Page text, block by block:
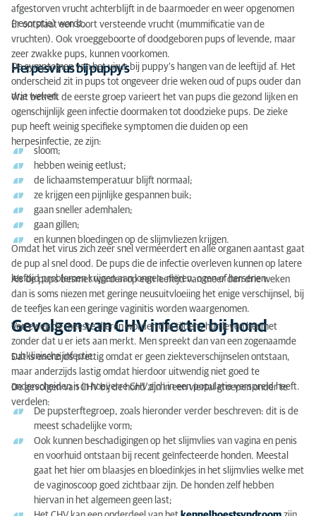
afgestorven vrucht achterblijft in de baarmoeder en weer opgenomen
(resorptie) wordt.
Er ontstaat een soort versteende vrucht (mummificatie van de
vruchten). Ook vroeggeboorte of doodgeboren pups of levende, maar
zeer zwakke pups, kunnen voorkomen.
Herpesvirus bij puppy’s
De symptomen van het virus bij puppy’s hangen van de leeftijd af. Het
onderscheid zit in pups tot ongeveer drie weken oud of pups ouder dan
drie weken.
Wat betreft de eerste groep varieert het van pups die gezond lijken en
ogenschijnlijk geen infectie doormaken tot doodzieke pups. De zieke
pup heeft weinig specifieke symptomen die duiden op een
herpesinfectie, ze zijn:
sloom;
hebben weinig eetlust;
de lichaamstemperatuur blijft normaal;
ze krijgen een pijnlijke gespannen buik;
gaan sneller ademhalen;
gaan gillen;
en kunnen bloedingen op de slijmvliezen krijgen.
Omdat het virus zich zeer snel vermeerdert en alle organen aantast gaat
de pup al snel dood. De pups die de infectie overleven kunnen op latere
leeftijd problemen krijgen aan longen, nieren, ogen of hersenen.
Als de pups besmet worden op een leeftijd van meer dan drie weken
dan is soms niezen met geringe neusuitvloeiing het enige verschijnsel, bij
de teefjes kan een geringe vaginitis worden waargenomen.
Gevolgen van CHV infectie bij hond
Verreweg de meeste dieren worden dus tijdens hun leven besmet
zonder dat u er iets aan merkt. Men spreekt dan van een zogenaamde
subklinische infectie.
Dat is enerzijds prettig omdat er geen ziekteverschijnselen ontstaan,
maar anderzijds lastig omdat hierdoor uitwendig niet goed te
onderscheiden is in hoeverre CHV zich in een populatie verspreid heeft.
De gevolgen van CHV bij de hond zijn in een viertal groepen onder te
verdelen:
De pupsterftegroep, zoals hieronder verder beschreven: dit is de
meest schadelijke vorm;
Ook kunnen beschadigingen op het slijmvlies van vagina en penis
en voorhuid ontstaan bij recent geïnfecteerde honden. Meestal
gaat het hier om blaasjes en bloedinkjes in het slijmvlies welke met
de vaginoscoop goed zichtbaar zijn. De honden zelf hebben
hiervan in het algemeen geen last;